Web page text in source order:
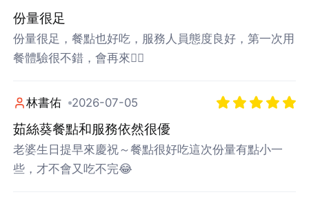
份量很足
份量很足，餐點也好吃，服務人員態度良好，第一次用
餐體驗很不錯，會再來👍🏼
林書佑 2026-07-05
茹絲葵餐點和服務依然很優
老婆生日提早來慶祝～餐點很好吃這次份量有點小一
些，才不會又吃不完😂